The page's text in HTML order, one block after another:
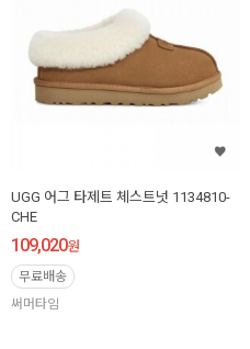
UGG 어그 타제트 체스트넛 1134810-
CHE
109,020원
무료배송
써머타임